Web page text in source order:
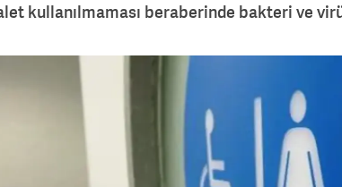
kullanılmaması beraberinde bakteri ve